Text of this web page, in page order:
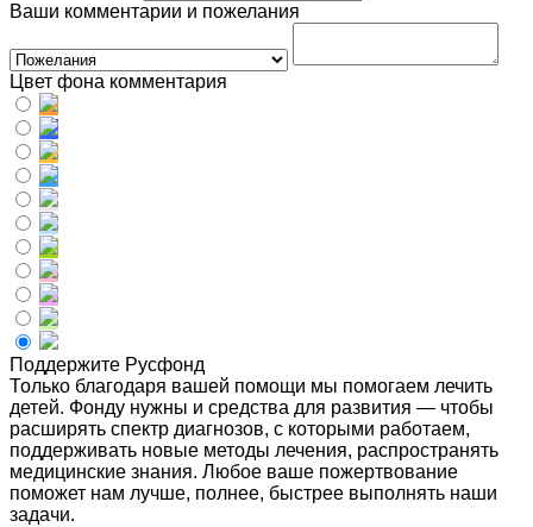
Ваши комментарии и пожелания
Цвет фона комментария
Поддержите Русфонд
Только благодаря вашей помощи мы помогаем лечить
детей. Фонду нужны и средства для развития — чтобы
расширять спектр диагнозов, с которыми работаем,
поддерживать новые методы лечения, распространять
медицинские знания. Любое ваше пожертвование
поможет нам лучше, полнее, быстрее выполнять наши
задачи.